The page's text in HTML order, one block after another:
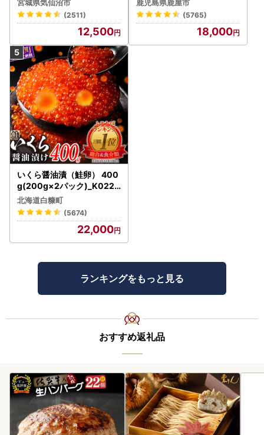
宮城県気仙沼市
(2511)
12,500
うなぎ 鰻 魚 惣菜 総菜
鹿児島県鹿屋市
(5765)
18,000
いくら醤油漬（鮭卵） 400
g(200g×2パック)_K022-
1676
北海道白糠町
(5674)
22,000
ランキングをもっと見る
おすすめ返礼品